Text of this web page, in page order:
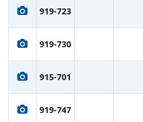
919-723
919-730
915-701
919-747